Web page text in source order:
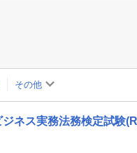
その他
ネス実務法務検定試験